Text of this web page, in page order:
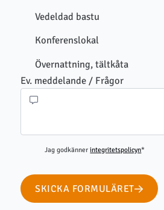
Vedeldad bastu
Konferenslokal
Övernattning, tältkåta
Ev. meddelande / Frågor
Jag godkännerintegritetspolicyn*
SKICKA FORMULÄRET